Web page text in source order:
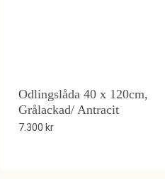
Odlingslåda 40 x 120cm,
Grålackad/ Antracit
7.300 kr